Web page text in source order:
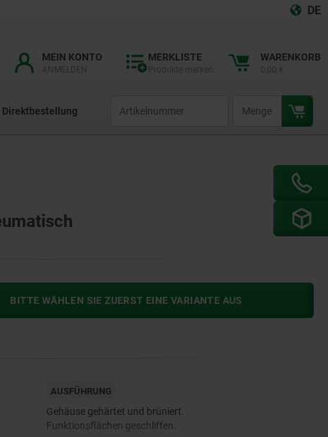
DE
MEIN KONTO MERKLISTE WARENKORB
Direktbestellung
BITTE WÄHLEN SIE ZUERST EINE VARIANTE AUS
AUSFÜHRUNG
Gehäuse gehärtet und brüniert.
Funktionsflächen geschliffen.